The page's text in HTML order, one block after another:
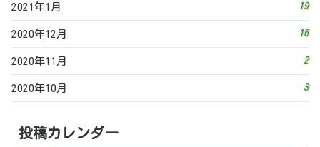
2021年1月 19
2020年12月 16
2020年11月 2
2020年10月 3
投稿カレンダー